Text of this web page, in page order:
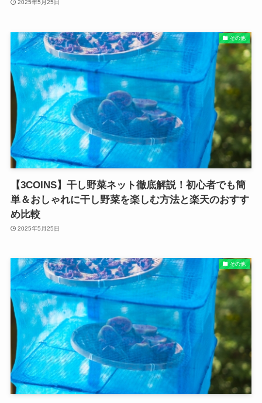
2025年5月25日
その他
【3COINS】干し野菜ネット徹底解説！初心者でも簡
単＆おしゃれに干し野菜を楽しむ方法と楽天のおすす
め比較
2025年5月25日
その他